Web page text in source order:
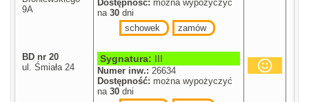
9A
Dostępność: można wypożyczyć
na30 dni
schowek
zamów
BD nr 20
ul. Śmiała 24
Sygnatura: III
Numer inw.: 26634
Dostępność: można wypożyczyć
na30 dni